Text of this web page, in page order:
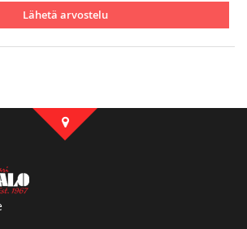
Lähetä arvostelu